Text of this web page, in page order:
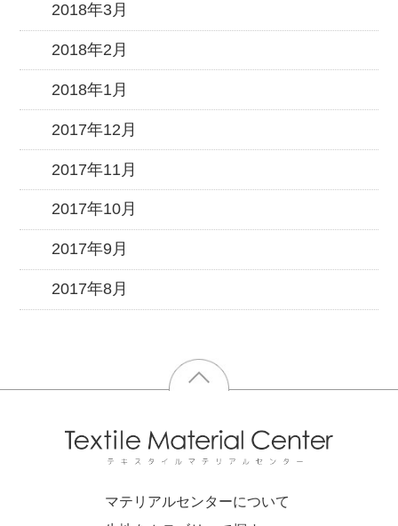
2018年3月
2018年2月
2018年1月
2017年12月
2017年11月
2017年10月
2017年9月
2017年8月
マテリアルセンターについて